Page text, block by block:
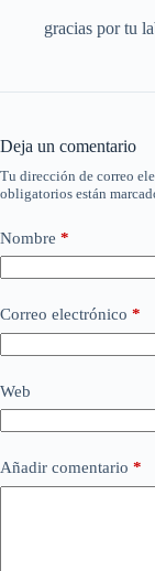
gracias por tu
Deja un comentario
Tu dirección de correo
obligatorios están
Nombre *
Correo electrónico *
Web
Añadir comentario *